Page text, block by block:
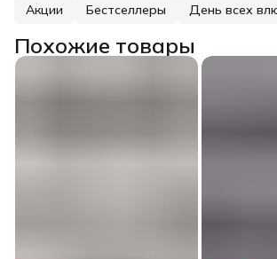
Акции Бестселлеры День всех
Похожие товары